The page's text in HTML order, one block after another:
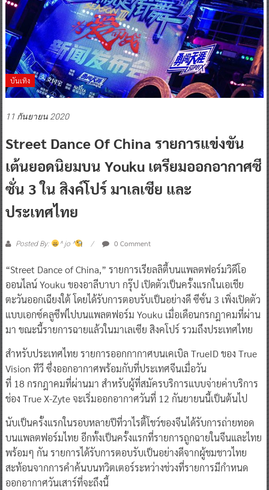
บันเทิง
11 กันยายน 2020
Street Dance Of China รายการแข่งขัน
เต้นยอดนิยมบน Youku เตรียมออกอากาศซี
ซั่น 3 ใน สิงค์โปร์ มาเลเซีย และ
ประเทศไทย
Posted By: ^ jo ^ 0 Comment
“Street Dance of China,” รายการเรียลลิตี้บนแพลต​ฟอร์มวิดีโอ
ออนไลน์ Youku ของอาลีบาบา กรุ๊ป เปิดตัวเป็นครั้งแรกในเอเชีย
ตะวันออกเฉียงใต้ โดยได้รับการตอบรับเป็นอย่างดี ซีซั่น 3 เพิ่งเปิดตัว
แบบเอกซ์คลูซีฟไปบนแพลตฟอร์ม Youku เมื่อเดือนกรกฎาคมที่ผ่าน
มา ขณะนี้รายการฉายแล้วในมาเลเซีย สิงคโปร์ รวมถึงประเทศไทย
สำหรับประเทศไทย รายการออกกากาศบนเคเบิล TrueID ของ True
Vision ทีวี ซึ่งออกอากาศพร้อมกับที่ประเทศจีนเมื่อวัน
ที่ 18 กรกฎาคมที่ผ่านมา สำหรับผู้ที่สมัครบริการแบบจ่ายค่าบริการ
ช่อง True X-Zyte จะเริ่มออกอากาศวันที่ 12 กันยายนนี้เป็นต้นไป
นับเป็นครั้งแรกในรอบหลายปีที่วาไรตี้โชว์ของจีนได้รับการถ่ายทอด
บนแพลตฟอร์มไทย อีกทั้งเป็นครั้งแรกที่รายการถูกฉายในจีนและไทย
พร้อมๆ กัน รายการได้รับการตอบรับเป็นอย่างดีจากผู้ชมชาวไทย
สะท้อนจากการคำค้นบนทวิตเตอร์ระหว่างช่วงที่รายการมีกำหนด
ออกอากาศวันเสาร์ที่จะถึงนี้